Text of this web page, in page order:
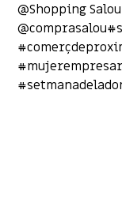
@Shopping